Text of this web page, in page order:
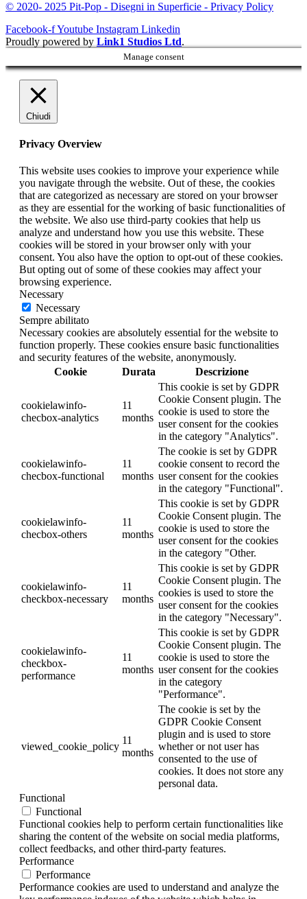
© 2020- 2025 Pit-Pop - Disegni in Superficie - Privacy Policy
Facebook-fYoutube Instagram Linkedin
Proudly powered by Link1 Studios Ltd.
Manage consent
Chiudi
Privacy Overview
This website uses cookies to improve your experience while
you navigate through the website. Out of these, the cookies
that are categorized as necessary are stored on your browser
as they are essential for the working of basic functionalities of
the website. We also use third-party cookies that help us
analyze and understand how you use this website. These
cookies will be stored in your browser only with your
consent. You also have the option to opt-out of these cookies.
But opting out of some of these cookies may affect your
browsing experience.
Necessary
Necessary
Sempre abilitato
Necessary cookies are absolutely essential for the website to
function properly. These cookies ensure basic functionalities
and security features of the website, anonymously.
Cookie
Durata Descrizione
cookielawinfo-
checbox-analytics
11
months
This cookie is set by GDPR
Cookie Consent plugin. The
cookie is used to store the
user consent for the cookies
in the category "Analytics".
cookielawinfo-
checbox-functional
11
months
The cookie is set by GDPR
cookie consent to record the
user consent for the cookies
in the category "Functional".
cookielawinfo-
checbox-others
11
months
This cookie is set by GDPR
Cookie Consent plugin. The
cookie is used to store the
user consent for the cookies
in the category "Other.
cookielawinfo-
checkbox-necessary
11
months
This cookie is set by GDPR
Cookie Consent plugin. The
cookies is used to store the
user consent for the cookies
in the category "Necessary".
cookielawinfo-
checkbox-
performance
11
months
This cookie is set by GDPR
Cookie Consent plugin. The
cookie is used to store the
user consent for the cookies
in the category
"Performance".
viewed_cookie_policy
11
months
The cookie is set by the
GDPR Cookie Consent
plugin and is used to store
whether or not user has
consented to the use of
cookies. It does not store any
personal data.
Functional
Functional
Functional cookies help to perform certain functionalities like
sharing the content of the website on social media platforms,
collect feedbacks, and other third-party features.
Performance
Performance
Performance cookies are used to understand and analyze the